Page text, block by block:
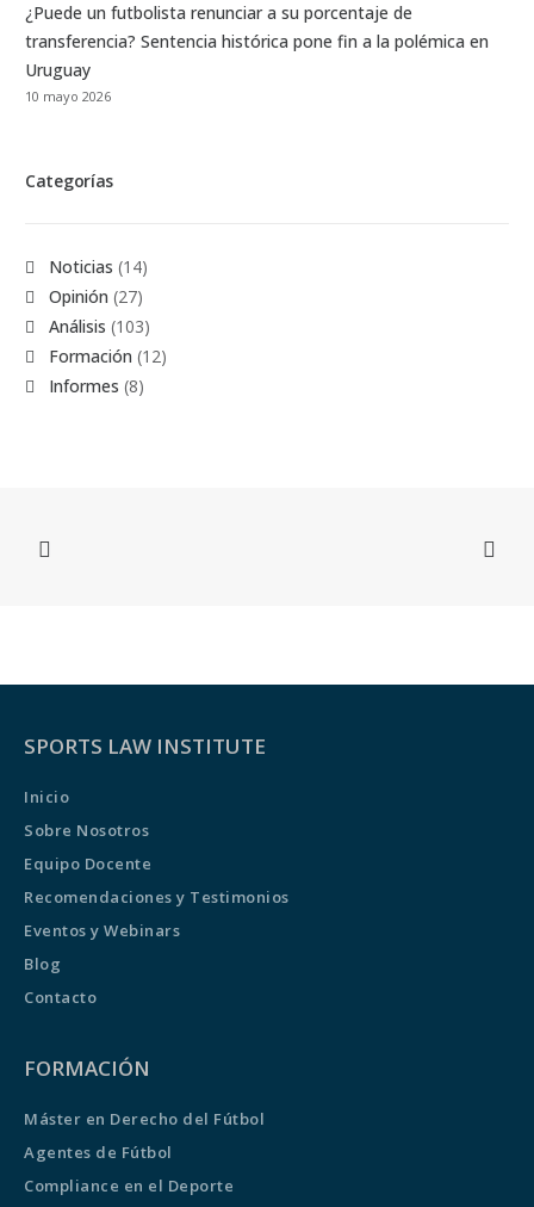
¿Puede un futbolista renunciar a su porcentaje de
transferencia? Sentencia histórica pone fin a la polémica en
Uruguay
10 mayo 2026
Categorías
Noticias (14)
Opinión (27)
Análisis (103)
Formación (12)
Informes (8)
SPORTS LAW INSTITUTE
Inicio
Sobre Nosotros
Equipo Docente
Recomendaciones y Testimonios
Eventos y Webinars
Blog
Contacto
FORMACIÓN
Máster en Derecho del Fútbol
Agentes de Fútbol
Compliance en el Deporte